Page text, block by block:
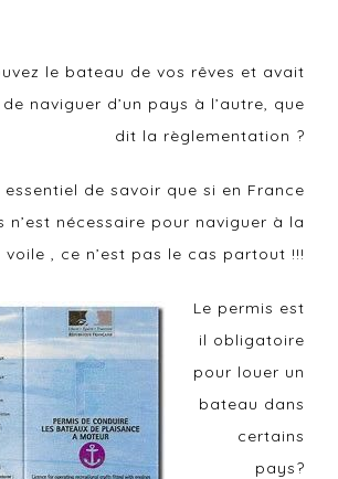
le bateau de vos rêves et avait
naviguer d’un pays à l’autre, que
dit la règlementation ?
de savoir que si en France
n’est nécessaire pour naviguer à la
voile , ce n’est pas le cas partout !!!
Le permis est
il obligatoire
pour louer un
bateau dans
certains
pays?